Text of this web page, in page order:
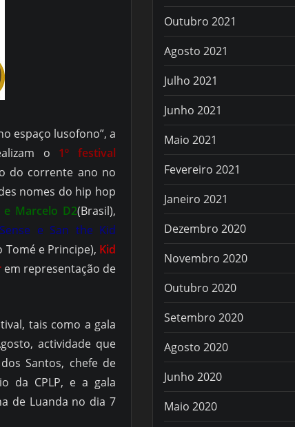
espaço lusofono”, a
o 1º festival
do corrente ano no
nomes do hip hop
e Marcelo D2(Brasil),
e San the Kid
Tomé e Principe), Kid
em representação de
tais como a gala
actividade que
Santos, chefe de
da CPLP, e a gala
de Luanda no dia 7
Outubro 2021
Agosto 2021
Julho 2021
Junho 2021
Maio 2021
Fevereiro 2021
Janeiro 2021
Dezembro 2020
Novembro 2020
Outubro 2020
Setembro 2020
Agosto 2020
Junho 2020
Maio 2020